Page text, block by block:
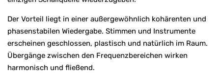
Der Vorteil liegt in einer außergewöhnlich kohärenten und
phasenstabilen Wiedergabe. Stimmen und Instrumente
erscheinen geschlossen, plastisch und natürlich im Raum.
Übergänge zwischen den Frequenzbereichen wirken
harmonisch und fließend.